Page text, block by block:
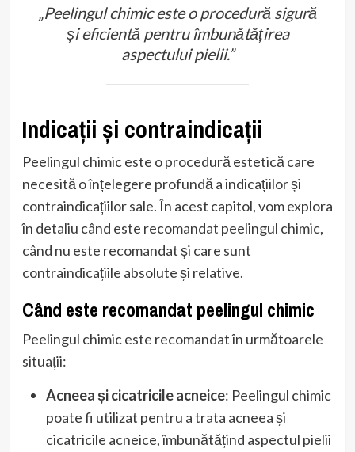
„Peelingul chimic este o procedură sigură
și eficientă pentru îmbunătățirea
aspectului pielii.”
Indicații și contraindicații
Peelingul chimic este o procedură estetică care
necesită o înțelegere profundă a indicațiilor și
contraindicațiilor sale. În acest capitol, vom explora
în detaliu când este recomandat peelingul chimic,
când nu este recomandat și care sunt
contraindicațiile absolute și relative.
Când este recomandat peelingul chimic
Peelingul chimic este recomandat în următoarele
situații:
Acneea și cicatricile acneice: Peelingul chimic
poate fi utilizat pentru a trata acneea și
cicatricile acneice, îmbunătățind aspectul pielii